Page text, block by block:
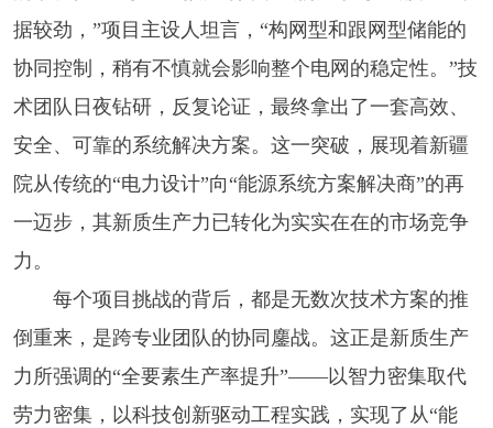
据较劲，”项目主设人坦言，“构网型和跟网型储能的
协同控制，稍有不慎就会影响整个电网的稳定性。”技
术团队日夜钻研，反复论证，最终拿出了一套高效、
安全、可靠的系统解决方案。这一突破，展现着新疆
院从传统的“电力设计”向“能源系统方案解决商”的再
一迈步，其新质生产力已转化为实实在在的市场竞争
力。
每个项目挑战的背后，都是无数次技术方案的推
倒重来，是跨专业团队的协同鏖战。这正是新质生产
力所强调的“全要素生产率提升”——以智力密集取代
劳力密集，以科技创新驱动工程实践，实现了从“能